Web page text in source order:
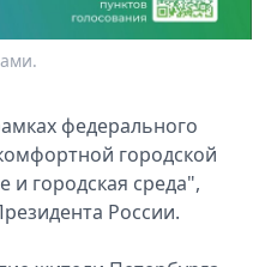
федерального
городской
городская среда",
России.